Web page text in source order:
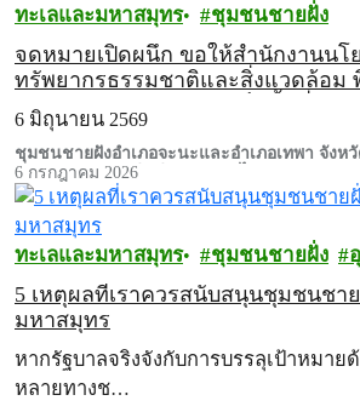
ทะเลและมหาสมุทร ชุมชนชายฝั่ง
จดหมายเปิดผนึก ขอให้สำนักงานนโ
ทรัพยากรธรรมชาติและสิ่งแวดล้อม
“เลชุมชน จะนะ-เทพา” เป็นพื้นที่คุ้มค
หลายทางชีวภาพทางทะเลชายฝั่งนอ
หรือ OECMs โดยชุมชน
6 มิถุนายน 2569
ชุมชนชายฝั่งอำเภอจะนะและอำเภอเทพา จังห
ประชาชนและกรีนพีซ ประเทศไทย
6 กรกฎาคม 2026
ทะเลและมหาสมุทร ชุมชนชายฝั่ง
5 เหตุผลที่เราควรสนับสนุนชุมชนชา
มหาสมุทร
หากรัฐบาลจริงจังกับการบรรลุเป้าหมาย
หลายทางช…